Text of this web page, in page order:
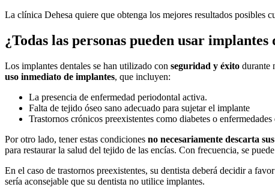
La clínica Dehesa quiere que obtenga los mejores resultados posibles
¿Todas las personas pueden usar implantes
Los implantes dentales se han utilizado con seguridad y éxito durante
uso inmediato de implantes, que incluyen:
La presencia de enfermedad periodontal activa.
Falta de tejido óseo sano adecuado para sujetar el implante
Trastornos crónicos preexistentes como diabetes o enfermedades
Por otro lado, tener estas condiciones no necesariamente descarta
para restaurar la salud del tejido de las encías. Con frecuencia, se
En el caso de trastornos preexistentes, su dentista deberá decidir a
sería aconsejable que su dentista no utilice implantes.